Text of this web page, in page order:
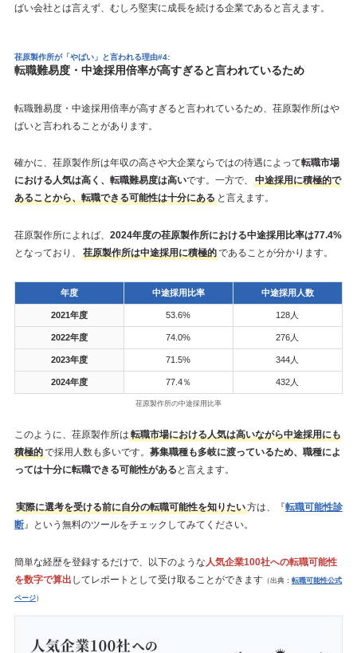
ばい会社とは言えず、むしろ堅実に成長を続ける企業であると言えます。
荏原製作所が「やばい」と言われる理由#4:
転職難易度・中途採用倍率が高すぎると言われているため
転職難易度・中途採用倍率が高すぎると言われているため、荏原製作所はや
ばいと言われることがあります。
確かに、荏原製作所は年収の高さや大企業ならではの待遇によって転職市場
における人気は高く、転職難易度は高いです。一方で、
中途採用に積極的で
あることから、転職できる可能性は十分にあると言えます。
荏原製作所によれば、 2024年度の荏原製作所における中途採用比率は77.4%
となっており、
荏原製作所は中途採用に積極的であることが分かります。
年度 中途採用比率 中途採用人数
2021年度 53.6% 128人
2022年度 74.0% 276人
2023年度 71.5% 344人
2024年度 77.4％ 432人
荏原製作所の中途採用比率
このように、荏原製作所は 転職市場における人気は高いながら中途採用にも
積極的で採用人数も多いです。 募集職種も多岐に渡っているため、職種によ
っては十分に転職できる可能性がある と言えます。
実際に選考を受ける前に自分の転職可能性を知りたい方は、『転職可能性診
断』という無料のツールをチェックしてみてください。
簡単な経歴を登録するだけで、以下のような 人気企業100社への転職可能性
を数字で算出 してレポートとして受け取ることができます（出典： 転職可能性公式
ページ）